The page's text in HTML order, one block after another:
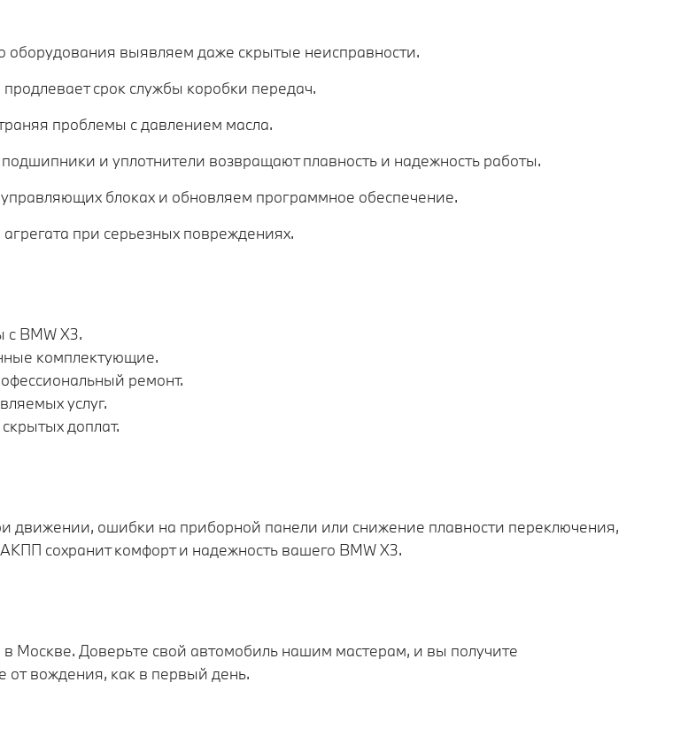
выявляем даже скрытые неисправности.
срок службы коробки передач.
проблемы с давлением масла.
и уплотнители возвращают плавность и надежность работы.
блоках и обновляем программное обеспечение.
при серьезных повреждениях.
BMW X3.
комплектующие.
ремонт.
услуг.
доплат.
движении, ошибки на приборной панели или снижение плавности переключения,
сохранит комфорт и надежность вашего BMW X3.
Москве. Доверьте свой автомобиль нашим мастерам, и вы получите
от вождения, как в первый день.